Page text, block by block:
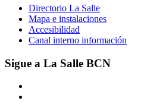
Directorio La Salle
Mapa e instalaciones
Accesibilidad
Canal interno información
Sigue a La Salle BCN